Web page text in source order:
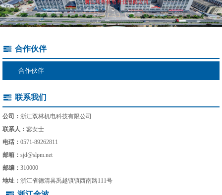
合作伙伴
合作伙伴
联系我们
公司： 浙江双林机电科技有限公司
联系人： 寥女士
电话： 0571-89262811
邮箱： sjd@slpm.net
邮编： 310000
地址： 浙江省德清县禹越镇镇西南路111号